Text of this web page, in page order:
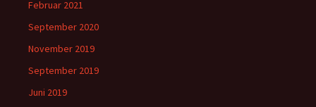
Februar 2021
September 2020
November 2019
September 2019
Juni 2019